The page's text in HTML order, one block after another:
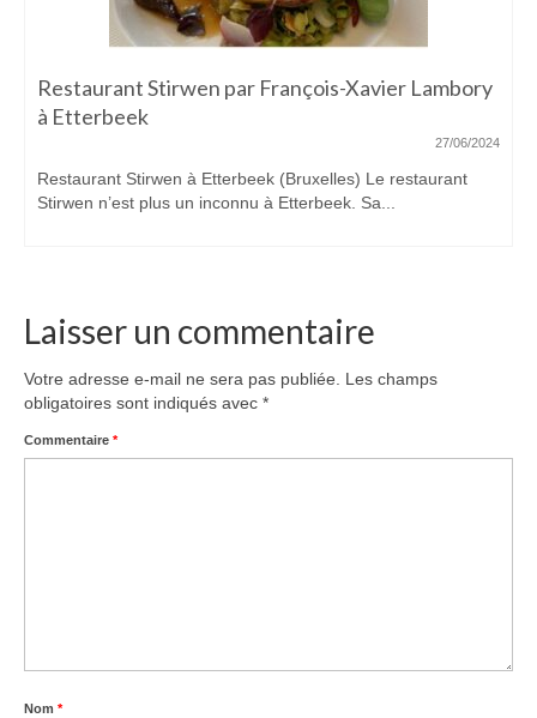
Restaurant Stirwen par François-Xavier Lambory
à Etterbeek
27/06/2024
Restaurant Stirwen à Etterbeek (Bruxelles) Le restaurant
Stirwen n’est plus un inconnu à Etterbeek. Sa...
Laisser un commentaire
Votre adresse e-mail ne sera pas publiée. Les champs
obligatoires sont indiqués avec *
Commentaire *
Nom *